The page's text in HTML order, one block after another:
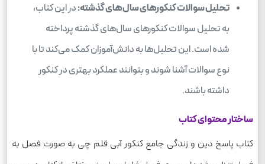
تحلیل سوالات کنکورهای سال‌های گذشته:در این کتاب،
به تحلیل سوالات کنکورهای سال‌های گذشته پرداخته
شده است. این تحلیل‌ها به دانش‌آموزان کمک می‌کند تا با
نوع سوالات آشنا شوند و بتوانند عملکرد بهتری در کنکور
داشته باشند.
ساختار محتوای کتاب
کتاب پاسخ دین و زندگی جامع کنکور آبی قلم چی به صورت فصل به